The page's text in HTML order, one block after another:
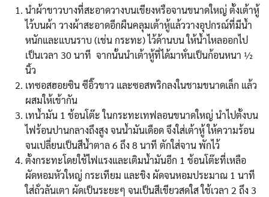
นำผ้าขาวบางที่สะอาดวางบนเขียงหรือจานขนาดใหญ่ ตั้งเต้าหู้
ไว้บนผ้า วางผ้าสะอาดอีกผืนคลุมเต้าหู้แล้ววางอุปกรณ์ที่มีน้ำ
หนักและแบนราบ (เช่น กระทะ) ไว้ด้านบน ให้น้ำไหลออกไป
เป็นเวลา 30 นาที จากนั้นนำเต้าหู้ที่ได้มาหั่นเป็นก้อนหนา ½
นิ้ว
เทซอสฮอยซิน ซีอิ๊วขาว และซอสพริกลงในชามขนาดเล็ก แล้ว
ผสมให้เข้ากัน
เทน้ำมัน 1 ช้อนโต๊ะ ในกระทะเทฟลอนขนาดใหญ่ นำไปตั้งบน
ไฟร้อนปานกลางถึงสูง จนน้ำมันเดือด จึงใส่เต้าหู้ ให้ความร้อน
จนเปลี่ยนเป็นสีน้ำตาล 6 ถึง 8 นาที ตักใส่จาน พักไว้
ตั้งกระทะโดยใช้ไฟแรงและเติมน้ำมันอีก 1 ช้อนโต๊ะที่เหลือ
ผัดหอมหัวใหญ่ กระเทียม และขิง ผัดจนหอมประมาณ 1 นาที
ใส่ถั่วลันเตา ผัดเป็นระยะๆ จนเป็นสีเขียวสดใส ใช้เวลา 2 ถึง 3